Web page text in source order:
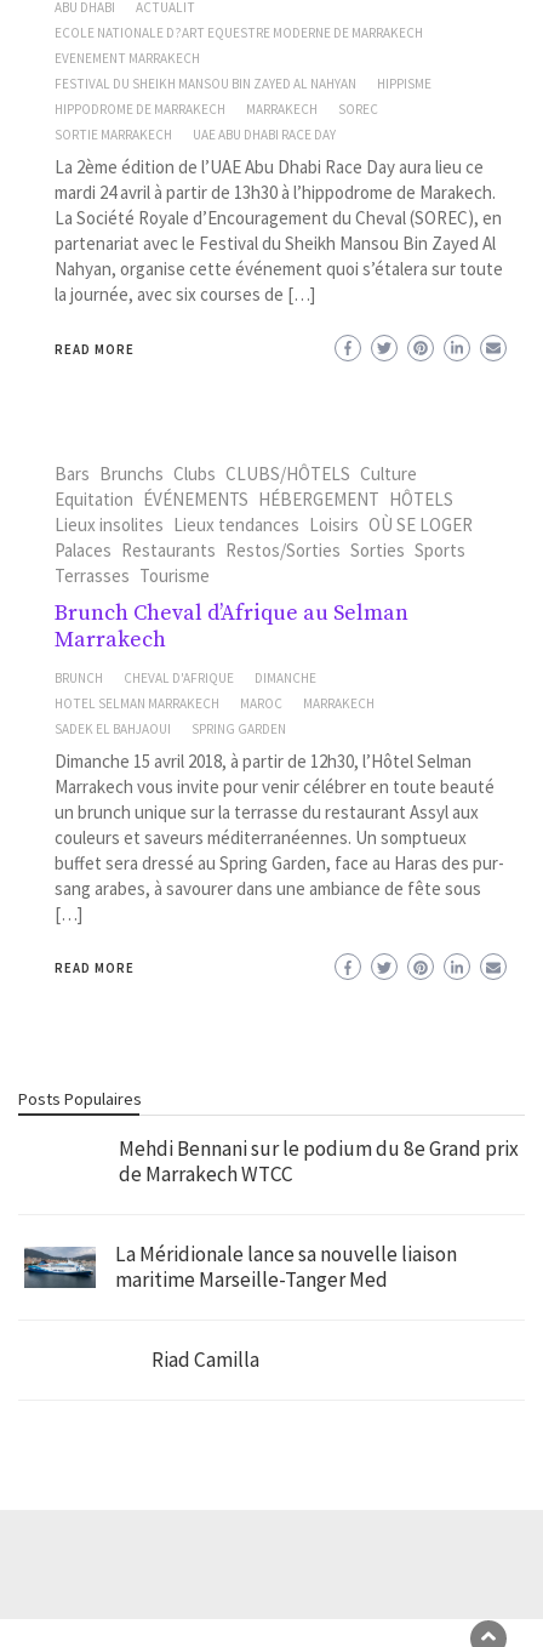
ABU DHABI
ACTUALIT
ECOLE NATIONALE D?ART EQUESTRE MODERNE DE MARRAKECH
EVENEMENT MARRAKECH
FESTIVAL DU SHEIKH MANSOU BIN ZAYED AL NAHYAN
HIPPISME
HIPPODROME DE MARRAKECH
MARRAKECH
SOREC
SORTIE MARRAKECH
UAE ABU DHABI RACE DAY
La 2ème édition de l’UAE Abu Dhabi Race Day aura lieu ce
mardi 24 avril à partir de 13h30 à l’hippodrome de Marakech.
La Société Royale d’Encouragement du Cheval (SOREC), en
partenariat avec le Festival du Sheikh Mansou Bin Zayed Al
Nahyan, organise cette événement quoi s’étalera sur toute
la journée, avec six courses de […]
READ MORE
Bars Brunchs Clubs CLUBS/HÔTELS Culture
Equitation ÉVÉNEMENTS HÉBERGEMENT HÔTELS
Lieux insolites Lieux tendances Loisirs OÙ SE LOGER
Palaces Restaurants Restos/Sorties Sorties Sports
Terrasses Tourisme
Brunch Cheval d’Afrique au Selman
Marrakech
BRUNCH CHEVAL D'AFRIQUE
DIMANCHE
HOTEL SELMAN MARRAKECH
MAROC
MARRAKECH
SADEK EL BAHJAOUI
SPRING GARDEN
Dimanche 15 avril 2018, à partir de 12h30, l’Hôtel Selman
Marrakech vous invite pour venir célébrer en toute beauté
un brunch unique sur la terrasse du restaurant Assyl aux
couleurs et saveurs méditerranéennes. Un somptueux
buffet sera dressé au Spring Garden, face au Haras des pur-
sang arabes, à savourer dans une ambiance de fête sous
[…]
READ MORE
Posts Populaires
Mehdi Bennani sur le podium du 8e Grand prix
de Marrakech WTCC
La Méridionale lance sa nouvelle liaison
maritime Marseille-Tanger Med
Riad Camilla